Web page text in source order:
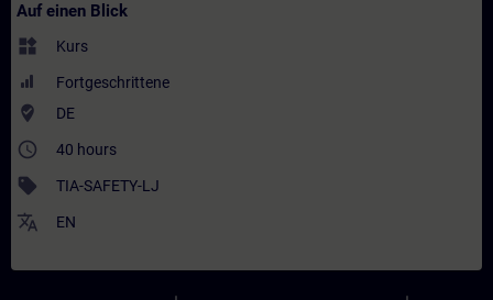
Auf einen Blick
widgets Kurs
Fortgeschrittene
where_to_vote DE
access_time 40 hours
sell TIA-SAFETY-LJ
translate EN